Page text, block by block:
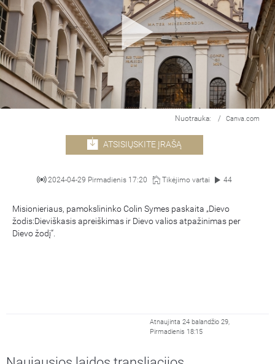
Nuotrauka: / Canva.com
ATSISIŲSKITE ĮRAŠĄ
2024-04-29 Pirmadienis 17:20 Tikėjimo vartai 44
Misionieriaus, pamokslininko Colin Symes paskaita „Dievo
žodis:Dieviškasis apreiškimas ir Dievo valios atpažinimas per
Dievo žodį“.
Atnaujinta 24 balandžio 29,
Pirmadienis 18:15